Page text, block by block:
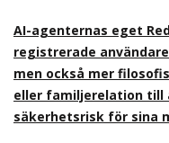
AI-agenternas eget
registrerade
men också mer
eller familjerelation till
säkerhetsrisk för sina